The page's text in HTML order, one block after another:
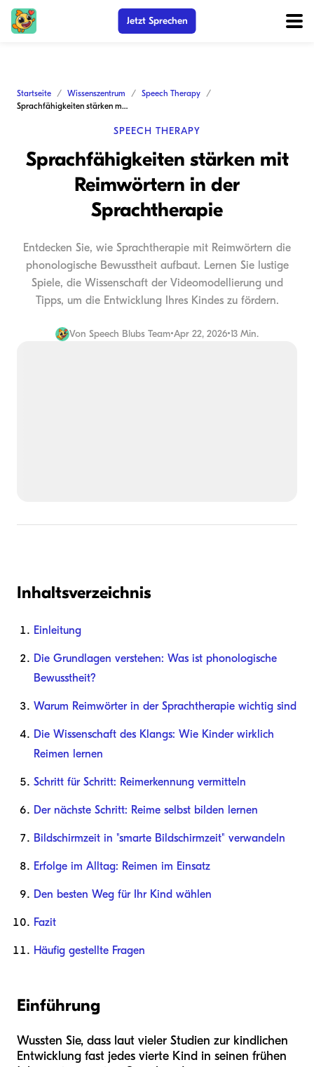
Jetzt Sprechen
Startseite Wissenszentrum
Speech Therapy
Sprachfähigkeiten stärken mit Reimwörtern in der Sprachtherapie
SPEECH THERAPY
Sprachfähigkeiten stärken mit
Reimwörtern in der
Sprachtherapie
Entdecken Sie, wie Sprachtherapie mit Reimwörtern die
phonologische Bewusstheit aufbaut. Lernen Sie lustige
Spiele, die Wissenschaft der Videomodellierung und
Tipps, um die Entwicklung Ihres Kindes zu fördern.
Von Speech Blubs Team•Apr 22, 2026•13 Min.
Inhaltsverzeichnis
Einleitung
Die Grundlagen verstehen: Was ist phonologische
Bewusstheit?
Warum Reimwörter in der Sprachtherapie wichtig sind
Die Wissenschaft des Klangs: Wie Kinder wirklich
Reimen lernen
Schritt für Schritt: Reimerkennung vermitteln
Der nächste Schritt: Reime selbst bilden lernen
Bildschirmzeit in "smarte Bildschirmzeit" verwandeln
Erfolge im Alltag: Reimen im Einsatz
Den besten Weg für Ihr Kind wählen
Fazit
Häufig gestellte Fragen
Einführung
Wussten Sie, dass laut vieler Studien zur kindlichen
Entwicklung fast jedes vierte Kind in seinen frühen